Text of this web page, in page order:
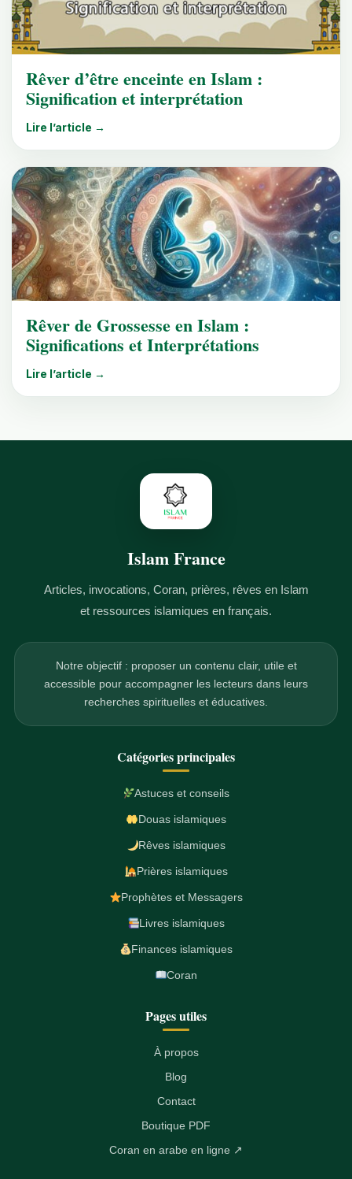
Rêver d’être enceinte en Islam :
Signification et interprétation
Lire l’article →
Rêver de Grossesse en Islam :
Significations et Interprétations
Lire l’article →
Islam France
Articles, invocations, Coran, prières, rêves en Islam
et ressources islamiques en français.
Notre objectif : proposer un contenu clair, utile et
accessible pour accompagner les lecteurs dans leurs
recherches spirituelles et éducatives.
Catégories principales
Astuces et conseils
Douas islamiques
Rêves islamiques
Prières islamiques
Prophètes et Messagers
Livres islamiques
Finances islamiques
Coran
Pages utiles
À propos
Blog
Contact
Boutique PDF
Coran en arabe en ligne ↗